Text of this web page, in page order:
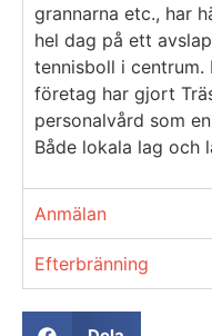
grannarna etc., har
hel dag på ett
tennisboll i
företag har gjort
personalvård som
Både lokala lag och
Anmälan
Efterbränning